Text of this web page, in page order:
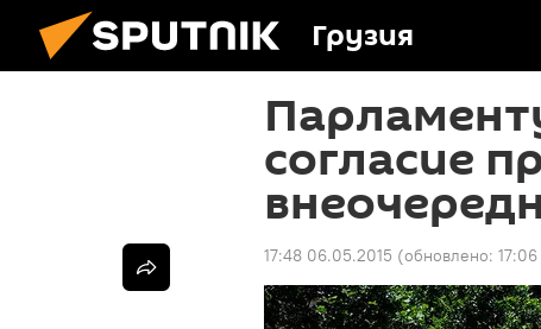
Грузия
согласие
17:48 06.05.2015 (обновлено: